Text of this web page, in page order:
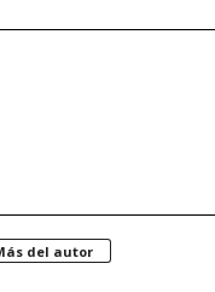
del autor